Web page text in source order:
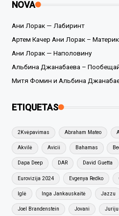
NOVA
Ани Лорак — Лабиринт
Артем Качер Ани Лорак – Материк
Ани Лорак — Наполовину
Альбина Джанабаева –
Митя Фомин и Альбина
ETIQUETAS
2Kvėpavimas Abraham Mateo
Akvilė Avicii Bahamas
Dapa Deep DAR David Guetta
Eurovizija 2024 Evgenya Redko
Iglė Inga Jankauskaitė Jazzu
Joel Brandenstein Jovani